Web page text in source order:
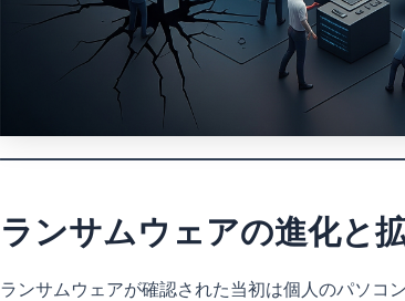
ランサムウェアの進化と
ランサムウェアが確認された当初は個人のパソコ